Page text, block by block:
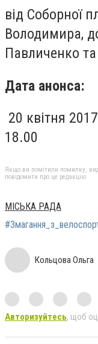
від Соборної
Володимира,
Павличенко
Дата анонса:
20 квітня
18.00
Якщо ви помітили помилку,
повідомити про це редакцію
МІСЬКА РАДА
Кольцова Ольга
Авторизуйтесь, щоб